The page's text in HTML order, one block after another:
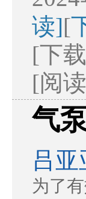
读][
[下
[阅
气
吕
为了